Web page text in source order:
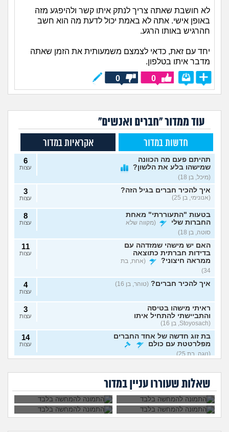
לא חושבת שאתה צריך לנתק איתו קשר ולהיפגע מזה
באופן אישי. אתה לא באמת יכול לדעת מה הוא חשב
חהרגיש באותו הרגע.
יחד עם זאת, כדאי לצמצם משמעותית את הזמן שאתה
מדבר איתו בטלפון.
0
0
עוד ממדור "חברים ואנשים"
חדשות במדור אקראיות במדור
תהיתם פעם מה הכוונה
שמישהו בלע את הלשון?
(מיכל, בן 18)
6
עצות
איך להכיר חברים בגיל הזה?
(אנונימי, בן 25)
3
עצות
בטעות "התעוררתי" מאחת
החברות שלי
(מקווה שלא
סוטה, בן 18)
8
עצות
האם יש מישהי שמזדהה עם
בדידות חברתית כתוצאה
ממראה חיצוני?
(אחת, בת
34)
11
עצות
איך להכיר חברים? (טוהר, בן 16) 4
עצות
ראיתי מישהו בטיסה
והתביישתי להתחיל איתו
(Stoyosach, בן 16)
3
עצות
בת זוג חדשה של אחד החברים
מפלרטטת עם כולם
(נוגה, בת 25)
14
עצות
הישראליות מתלוננות?
(תמיד אישה, בן 36)
עצות
תוהה לעצמי אם אני מתחיל
לפתח דפוס התנהגות בעייתי
או שהתעוררתי למציאות
עצות
שאלות שעוררו עניין במדור
למה אשכנזים
עם קריוקי כמו משהו
פגני נחות?
עמוק בלב החילונים
בהקב"ה?
יש חיילת שמבזה את
המדים בטיקטוק. זה
הגיוני?
הייתם הולכים לאח